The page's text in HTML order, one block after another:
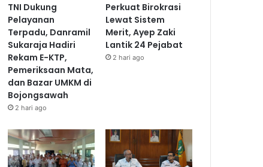
TNI Dukung
Pelayanan
Terpadu, Danramil
Sukaraja Hadiri
Rekam E-KTP,
Pemeriksaan Mata,
dan Bazar UMKM di
Bojongsawah
2 hari ago
Perkuat Birokrasi
Lewat Sistem
Merit, Ayep Zaki
Lantik 24 Pejabat
2 hari ago